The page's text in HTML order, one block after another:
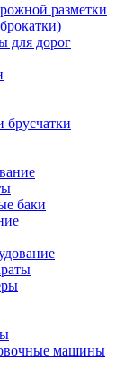
разметки
для дорог
брусчатки
баки
машины